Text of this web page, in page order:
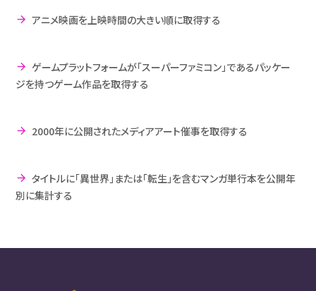
アニメ映画を上映時間の大きい順に取得する
ゲームプラットフォームが「スーパーファミコン」であるパッケー
ジを持つゲーム作品を取得する
2000年に公開されたメディアアート催事を取得する
タイトルに「異世界」または「転生」を含むマンガ単行本を公開年
別に集計する